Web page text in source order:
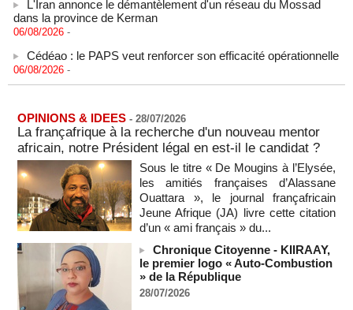
dans la province de Kerman
06/08/2026 -
06/08/2026
L'armée nigériane obtient une hausse salariale historique
Au Nigeria, plus de 300 victimes d’enlèvements ont été
libérées
06/08/2026 -
Au Nigeria, plus de 300 victimes d’enlèvements ont été
libérées
06/08/2026 -
Soutenir l’intégrité de l’information à Sao Tomé-et-Principe à
06/08/2026 -
Taïwan bloque un pont stratégique lors de la simulation d'une
invasion par la Chine
06/08/2026 -
OPINIONS & IDEES - 28/07/2026
La françafrique à la recherche d'un nouveau mentor
africain, notre Président légal en est-il le candidat ?
Sous le titre « De Mougins à l’Elysée,
les amitiés françaises d’Alassane
Ouattara », le journal françafricain
Jeune Afrique (JA) livre cette citation
d’un « ami français » du...
Chronique Citoyenne - KIIRAAY,
le premier logo « Auto-Combustion
» de la République
28/07/2026